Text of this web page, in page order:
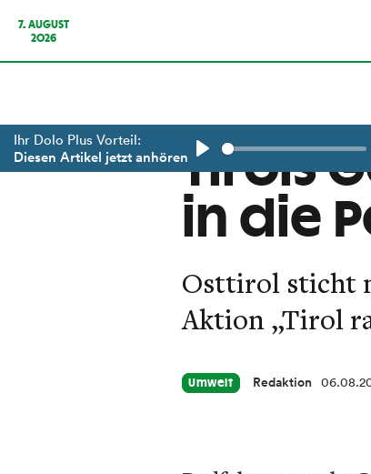
7. AUGUST
2026
Ihr Dolo Plus Vorteil:
Diesen Artikel jetzt anhörenTirols
in die
Osttirol sticht
Aktion „Tirol
Umwelt Redaktion